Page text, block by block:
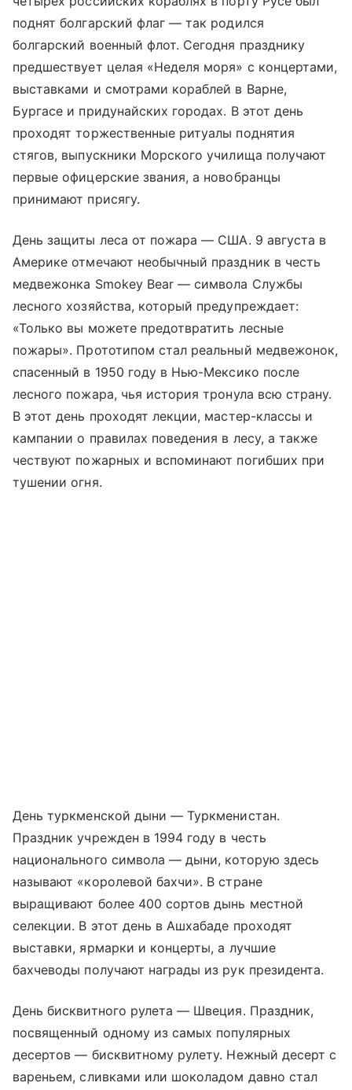
поднят болгарский флаг — так родился
болгарский военный флот. Сегодня празднику
предшествует целая «Неделя моря» с концертами,
выставками и смотрами кораблей в Варне,
Бургасе и придунайских городах. В этот день
проходят торжественные ритуалы поднятия
стягов, выпускники Морского училища получают
первые офицерские звания, а новобранцы
принимают присягу.
День защиты леса от пожара — США. 9 августа в
Америке отмечают необычный праздник в честь
медвежонка Smokey Bear — символа Службы
лесного хозяйства, который предупреждает:
«Только вы можете предотвратить лесные
пожары». Прототипом стал реальный медвежонок,
спасенный в 1950 году в Нью-Мексико после
лесного пожара, чья история тронула всю страну.
В этот день проходят лекции, мастер-классы и
кампании о правилах поведения в лесу, а также
чествуют пожарных и вспоминают погибших при
тушении огня.
День туркменской дыни — Туркменистан.
Праздник учрежден в 1994 году в честь
национального символа — дыни, которую здесь
называют «королевой бахчи». В стране
выращивают более 400 сортов дынь местной
селекции. В этот день в Ашхабаде проходят
выставки, ярмарки и концерты, а лучшие
бахчеводы получают награды из рук президента.
День бисквитного рулета — Швеция. Праздник,
посвященный одному из самых популярных
десертов — бисквитному рулету. Нежный десерт с
вареньем, сливками или шоколадом давно стал